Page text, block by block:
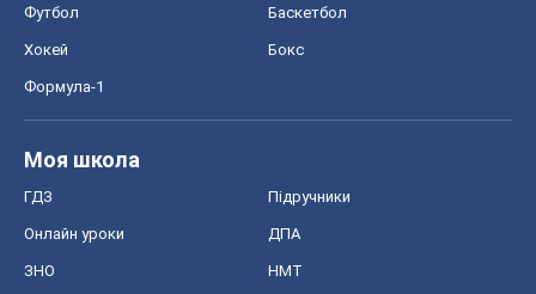
Футбол Баскетбол
Хокей Бокс
Формула-1
Моя школа
ГДЗ Підручники
Онлайн уроки ДПА
ЗНО НМТ